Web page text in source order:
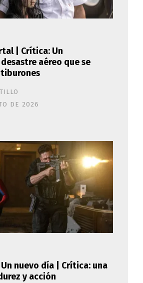
| Crítica: Un
aéreo que se
DE 2026
nuevo día | Crítica: una
y acción